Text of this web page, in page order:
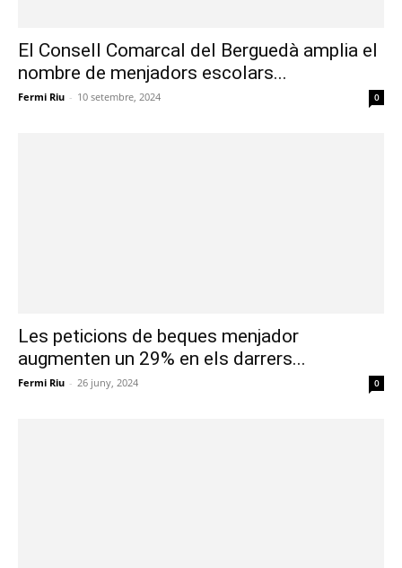
El Consell Comarcal del Berguedà amplia el
nombre de menjadors escolars...
Fermi Riu - 10 setembre, 2024 0
Les peticions de beques menjador
augmenten un 29% en els darrers...
Fermi Riu - 26 juny, 2024 0